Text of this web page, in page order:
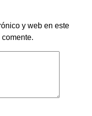
y web en este